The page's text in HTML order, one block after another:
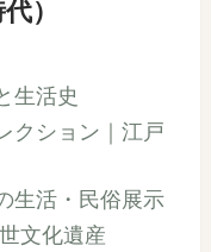
）
生活史
クション｜江戸
生活・民俗展示
文化遺産